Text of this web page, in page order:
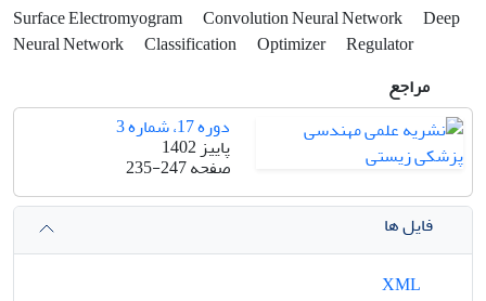
Surface Electromyogram Convolution Neural Network
Deep
Neural Network
Classification Optimizer Regulator
مراجع
دوره 17، شماره 3
پاییز 1402
صفحه235-247
فایل ها